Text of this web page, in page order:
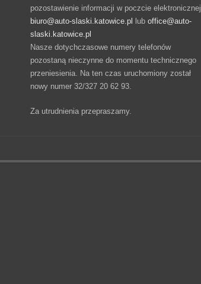
pozostawienie informacji w poczcie elektronicznej
biuro@auto-slaski.katowice.pl
lub office@auto-
slaski.katowice.pl
Nasze dotychczasowe numery telefonów
pozostaną nieczynne do momentu technicznego
przeniesienia. Na ten czas uruchomiony został
nowy numer 32/327 20 62 93.
Za utrudnienia przepraszamy.